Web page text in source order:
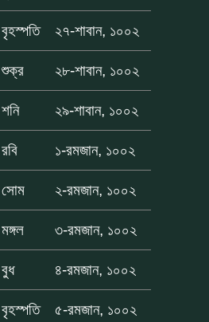
বৃহস্পতি ২৭-শাবান, ১০০২
শুক্র ২৮-শাবান, ১০০২
শনি ২৯-শাবান, ১০০২
রবি ১-রমজান, ১০০২
সোম ২-রমজান, ১০০২
মঙ্গল ৩-রমজান, ১০০২
বুধ ৪-রমজান, ১০০২
বৃহস্পতি ৫-রমজান, ১০০২